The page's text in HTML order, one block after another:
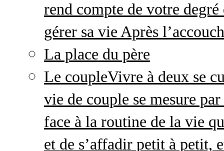
rend compte de votre
gérer sa vie Après
La place du père
Le coupleVivre à deux se
vie de couple se mesure
face à la routine de la vie
et de s’affadir petit à petit,